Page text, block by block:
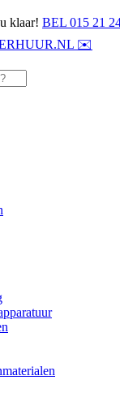
klaar! BEL 015 21
✉️